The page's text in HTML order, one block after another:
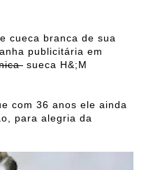
cueca branca de sua
publicitária em
sueca H&;M
com 36 anos ele ainda
para alegria da